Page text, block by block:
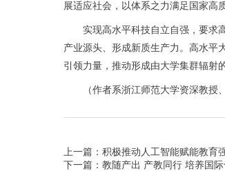
展适应社会，以体系之力满足国家高
实现高水平科技自立自强，要求高
产业源头、形成新质生产力。高水平
引领力量，推动形成由大学集群辐射
（作者系浙江师范大学资深教授、
上一篇：积极推动人工智能赋能教育
下一篇：教随产出 产教同行 培养国